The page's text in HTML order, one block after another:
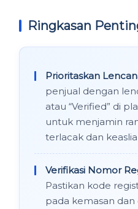
Ringkasan
Prioritaskan
penjual dengan
atau “Verified” di
untuk menjamin
terlacak dan
Verifikasi Nomor
Pastikan kode
pada kemasan